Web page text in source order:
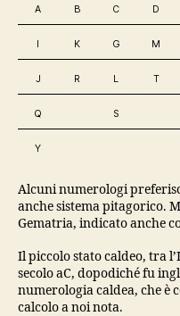
A B C D
K G M
J R L T
Q S
Y
Alcuni numerologi
anche sistema pitagorico.
Gematria, indicato anche
Il piccolo stato caldeo, tra
secolo aC, dopodiché fu
numerologia caldea, che è
calcolo a noi nota.